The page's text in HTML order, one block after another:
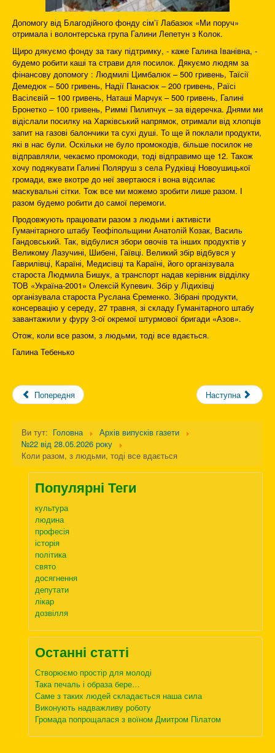
Допомогу від Благодійного фонду сім’ї Лабазюк «Ми поруч»
отримала і волонтерська група Галини Лепетун з Колок.
Щиро дякуємо фонду за таку підтримку, - каже Галина Іванівна, -
будемо робити каші та страви для посилок. Дякуємо людям за
фінансову допомогу : Людмилі Цимбалюк – 500 гривень, Таїсії
Демедюк – 500 гривень, Надії Панасюк – 200 гривень, Раїсі
Васілєвій – 100 гривень, Наташі Марчук – 500 гривень, Галині
Бронетко – 100 гривень, Риммі Пилипчук – за відеречка. Днями ми
відіслали посилку на Харківський напрямок, отримали від хлопців
запит на газові балончики та сухі душі. То ще й поклали продукти,
які в нас були. Оскільки не було промокодів, більше посилок не
відправляли, чекаємо промокоди, тоді відправимо ще 12. Також
хочу подякувати Галині Поляруш з села Рудківці Новоушицької
громади, вже вкотре до неї звертаюся і вона відсилає
маскувальні сітки. Тож все ми можемо зробити лише разом. І
разом будемо робити до самої перемоги.
Продовжують працювати разом з людьми і активісти
Гуманітарного штабу Теофіпольщини Анатолій Козак, Василь
Гандовський. Так, відбулися збори овочів та інших продуктів у
Великому Лазучині, Шибені, Гаївці. Великий збір відбувся у
Гаврилівці, Караїні, Медисівці та Караїні, його організувала
староста Людмила Бишук, а транспорт надав керівник відділку
ТОВ «Україна-2001» Олексій Купевич. Збір у Лідихівці
організувала староста Руслана Єременко. Зібрані продукти,
консервацію у середу, 27 травня, зі складу Гуманітарного штабу
завантажили у фуру 3-ої окремої штурмової бригади «Азов».
Отож, коли все разом, з людьми, тоді все вдається.
Галина Тебенько
Попередня Наступна
Ви тут: Головна
Архів випусків газети
№22 від 28.05.2026 року
Коли разом, з людьми, тоді все вдається
Популярні Теги
культура
людина
професія
історія
політика
свято
досягнення
депутати
лікар
дозвілля
Останні статті
Створюємо простір для молоді
Така печаль і образа бере…
Саме з таких людей складається наша сила
Виконують надважливу роботу
Громада попрощалася з воїном Дмитром Пілатом